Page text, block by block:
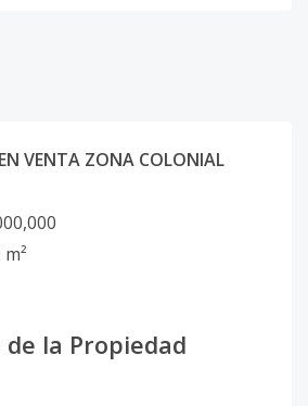
VENTA ZONA COLONIAL
m²
la Propiedad